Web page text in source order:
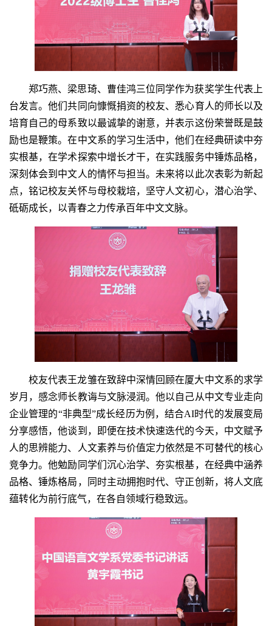
郑巧燕、梁思琦、曹佳鸿三位同学作为获奖学生代表上
台发言。他们共同向慷慨捐资的校友、悉心育人的师长以及
培育自己的母系致以最诚挚的谢意，并表示这份荣誉既是鼓
励也是鞭策。在中文系的学习生活中，他们在经典研读中夯
实根基，在学术探索中增长才干，在实践服务中锤炼品格，
深刻体会到中文人的情怀与担当。未来将以此次表彰为新起
点，铭记校友关怀与母校栽培，坚守人文初心，潜心治学、
砥砺成长，以青春之力传承百年中文文脉。
校友代表王龙雏在致辞中深情回顾在厦大中文系的求学
岁月，感念师长教诲与文脉浸润。他以自己从中文专业走向
企业管理的“非典型”成长经历为例，结合AI时代的发展变局
分享感悟，他谈到，即便在技术快速迭代的今天，中文赋予
人的思辨能力、人文素养与价值定力依然是不可替代的核心
竞争力。他勉励同学们沉心治学、夯实根基，在经典中涵养
品格、锤炼格局，同时主动拥抱时代、守正创新，将人文底
蕴转化为前行底气，在各自领域行稳致远。